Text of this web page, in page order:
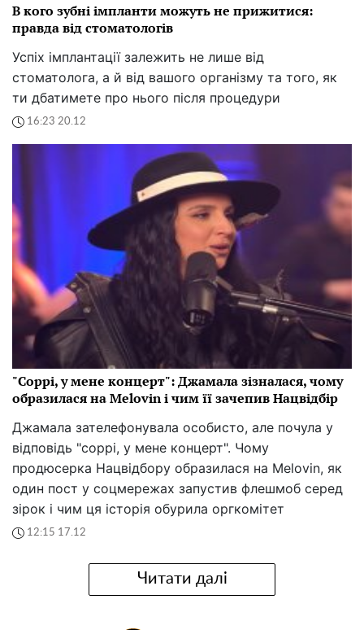
В кого зубні імпланти можуть не прижитися:
правда від стоматологів
Успіх імплантації залежить не лише від
стоматолога, а й від вашого організму та того, як
ти дбатимете про нього після процедури
16:23 20.12
"Соррі, у мене концерт": Джамала зізналася, чому
образилася на Melovin і чим її зачепив Нацвідбір
Джамала зателефонувала особисто, але почула у
відповідь "соррі, у мене концерт". Чому
продюсерка Нацвідбору образилася на Melovin, як
один пост у соцмережах запустив флешмоб серед
зірок і чим ця історія обурила оргкомітет
12:15 17.12
Читати далі